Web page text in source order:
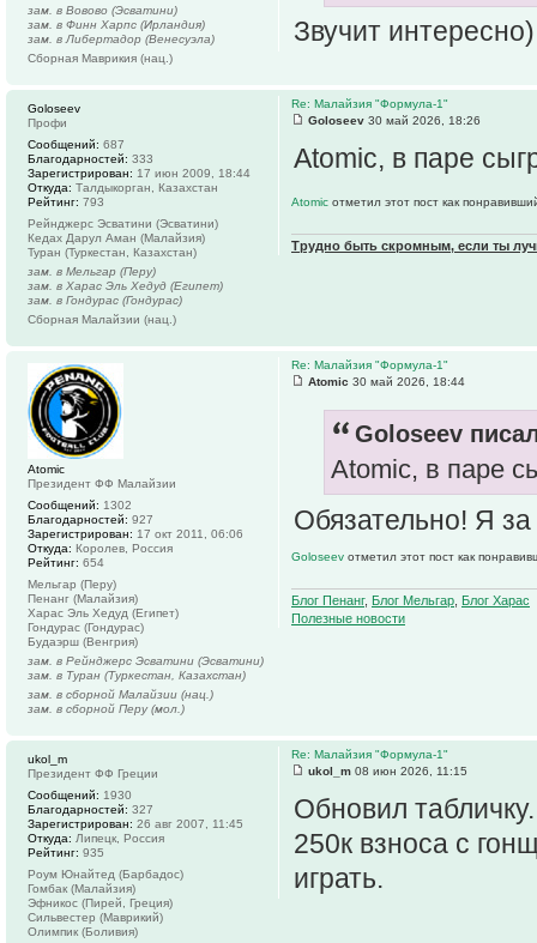
Звучит
зам. в Вовово (Эсватини)
зам. в Финн Харпс (Ирландия)
зам. в Либертадор (Венесуэла)
Сборная Маврикия (нац.)
Re: Малайзия "Формула-1"
Goloseev 30 май 2026, 18:26
Atomic, в паре
Atomic отметил этот пост как
Трудно быть скромным, если ты
Goloseev
Профи
Сообщений: 687
Благодарностей: 333
Зарегистрирован: 17 июн 2009, 18:44
Откуда: Талдыкорган, Казахстан
Рейтинг: 793
Рейнджерс Эсватини (Эсватини)
Кедах Дарул Аман (Малайзия)
Туран (Туркестан, Казахстан)
зам. в Мельгар (Перу)
зам. в Харас Эль Хедуд (Египет)
зам. в Гондурас (Гондурас)
Сборная Малайзии (нац.)
Re: Малайзия "Формула-1"
Atomic 30 май 2026, 18:44
Goloseev
Atomic, в паре
Обязательно! Я
Goloseev отметил этот пост как
Блог Пенанг, Блог Мельгар Блог Харас
Полезные новости
Atomic
Президент ФФ Малайзии
Сообщений: 1302
Благодарностей: 927
Зарегистрирован: 17 окт 2011, 06:06
Откуда: Королев, Россия
Рейтинг: 654
Мельгар (Перу)
Пенанг (Малайзия)
Харас Эль Хедуд (Египет)
Гондурас (Гондурас)
Будаэрш (Венгрия)
зам. в Рейнджерс Эсватини (Эсватини)
зам. в Туран (Туркестан, Казахстан)
зам. в сборной Малайзии (нац.)
зам. в сборной Перу (мол.)
Re: Малайзия "Формула-1"
ukol_m 08 июн 2026, 11:15
Обновил
250к взноса с
играть.
ukol_m
Президент ФФ Греции
Сообщений: 1930
Благодарностей: 327
Зарегистрирован: 26 авг 2007, 11:45
Откуда: Липецк, Россия
Рейтинг: 935
Роум Юнайтед (Барбадос)
Гомбак (Малайзия)
Эфникос (Пирей, Греция)
Сильвестер (Маврикий)
Олимпик (Боливия)